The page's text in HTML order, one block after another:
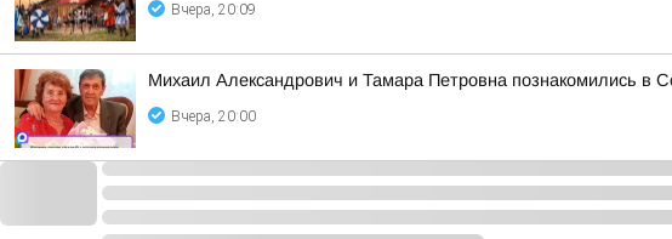
Вчера, 20:09
Михаил Александрович и Тамара Петровна познакомились в
Вчера, 20:00